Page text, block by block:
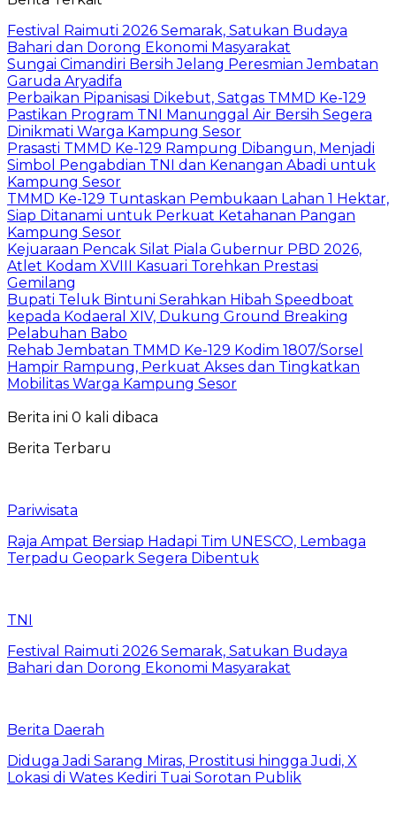
Festival Raimuti 2026 Semarak, Satukan Budaya
Bahari dan Dorong Ekonomi Masyarakat
Sungai Cimandiri Bersih Jelang Peresmian Jembatan
Garuda Aryadifa
Perbaikan Pipanisasi Dikebut, Satgas TMMD Ke-129
Pastikan Program TNI Manunggal Air Bersih Segera
Dinikmati Warga Kampung Sesor
Prasasti TMMD Ke-129 Rampung Dibangun, Menjadi
Simbol Pengabdian TNI dan Kenangan Abadi untuk
Kampung Sesor
TMMD Ke-129 Tuntaskan Pembukaan Lahan 1 Hektar,
Siap Ditanami untuk Perkuat Ketahanan Pangan
Kampung Sesor
Kejuaraan Pencak Silat Piala Gubernur PBD 2026,
Atlet Kodam XVIII Kasuari Torehkan Prestasi
Gemilang
Bupati Teluk Bintuni Serahkan Hibah Speedboat
kepada Kodaeral XIV, Dukung Ground Breaking
Pelabuhan Babo
Rehab Jembatan TMMD Ke-129 Kodim 1807/Sorsel
Hampir Rampung, Perkuat Akses dan Tingkatkan
Mobilitas Warga Kampung Sesor
Berita ini 0 kali dibaca
Berita Terbaru
Pariwisata
Raja Ampat Bersiap Hadapi Tim UNESCO, Lembaga
Terpadu Geopark Segera Dibentuk
TNI
Festival Raimuti 2026 Semarak, Satukan Budaya
Bahari dan Dorong Ekonomi Masyarakat
Berita Daerah
Diduga Jadi Sarang Miras, Prostitusi hingga Judi, X
Lokasi di Wates Kediri Tuai Sorotan Publik